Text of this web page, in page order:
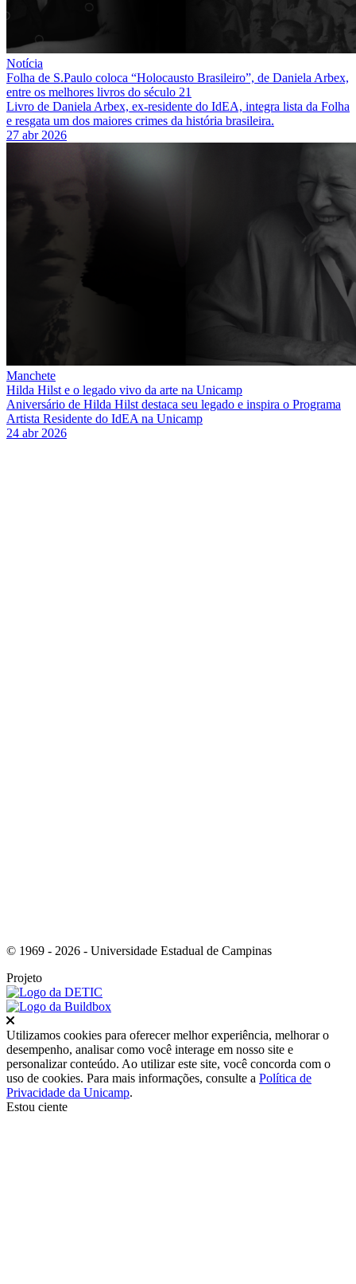
Notícia
Folha de S.Paulo coloca “Holocausto Brasileiro”, de Daniela Arbex,
entre os melhores livros do século 21
Livro de Daniela Arbex, ex-residente do IdEA, integra lista da Folha
e resgata um dos maiores crimes da história brasileira.
27 abr 2026
Manchete
Hilda Hilst e o legado vivo da arte na Unicamp
Aniversário de Hilda Hilst destaca seu legado e inspira o Programa
Artista Residente do IdEA na Unicamp
24 abr 2026
© 1969 - 2026 - Universidade Estadual de Campinas
Projeto
Fechar
Utilizamos cookies para oferecer melhor experiência, melhorar o
desempenho, analisar como você interage em nosso site e
personalizar conteúdo. Ao utilizar este site, você concorda com o
uso de cookies. Para mais informações, consulte a Política de
Privacidade da Unicamp.
Estou ciente